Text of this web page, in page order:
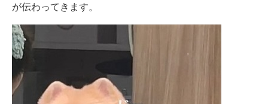
が伝わってきます。